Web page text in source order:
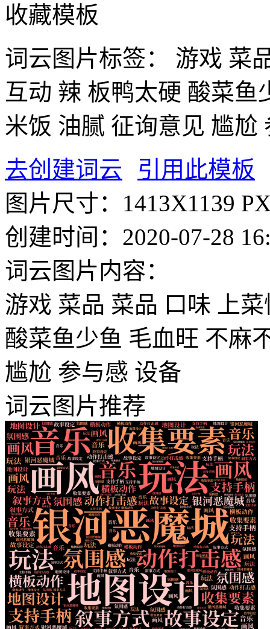
收藏模板
词云图片标签： 游戏 菜
互动 辣 板鸭太硬 酸菜鱼
米饭 油腻 征询意见 尴尬
去创建词云
引用此模板
图片尺寸： 1413X1139
创建时间： 2020-07-28
词云图片内容：
游戏 菜品 菜品 口味
上
酸菜鱼少鱼 毛血旺 不麻
尴尬 参与感 设备
词云图片推荐